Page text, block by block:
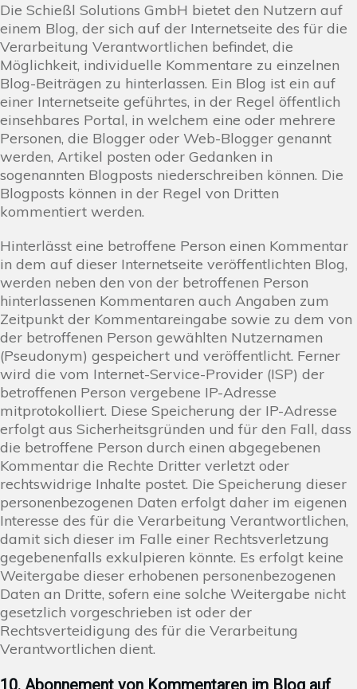
Die Schießl Solutions GmbH bietet den Nutzern auf
einem Blog, der sich auf der Internetseite des für die
Verarbeitung Verantwortlichen befindet, die
Möglichkeit, individuelle Kommentare zu einzelnen
Blog-Beiträgen zu hinterlassen. Ein Blog ist ein auf
einer Internetseite geführtes, in der Regel öffentlich
einsehbares Portal, in welchem eine oder mehrere
Personen, die Blogger oder Web-Blogger genannt
werden, Artikel posten oder Gedanken in
sogenannten Blogposts niederschreiben können. Die
Blogposts können in der Regel von Dritten
kommentiert werden.
Hinterlässt eine betroffene Person einen Kommentar
in dem auf dieser Internetseite veröffentlichten Blog,
werden neben den von der betroffenen Person
hinterlassenen Kommentaren auch Angaben zum
Zeitpunkt der Kommentareingabe sowie zu dem von
der betroffenen Person gewählten Nutzernamen
(Pseudonym) gespeichert und veröffentlicht. Ferner
wird die vom Internet-Service-Provider (ISP) der
betroffenen Person vergebene IP-Adresse
mitprotokolliert. Diese Speicherung der IP-Adresse
erfolgt aus Sicherheitsgründen und für den Fall, dass
die betroffene Person durch einen abgegebenen
Kommentar die Rechte Dritter verletzt oder
rechtswidrige Inhalte postet. Die Speicherung dieser
personenbezogenen Daten erfolgt daher im eigenen
Interesse des für die Verarbeitung Verantwortlichen,
damit sich dieser im Falle einer Rechtsverletzung
gegebenenfalls exkulpieren könnte. Es erfolgt keine
Weitergabe dieser erhobenen personenbezogenen
Daten an Dritte, sofern eine solche Weitergabe nicht
gesetzlich vorgeschrieben ist oder der
Rechtsverteidigung des für die Verarbeitung
Verantwortlichen dient.
10. Abonnement von Kommentaren im Blog auf